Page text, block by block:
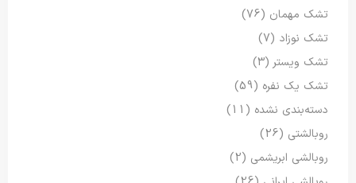
تشک مهمان (76)
تشک نوزاد (7)
تشک ویستر (3)
تشک یک نفره (59)
دسته‌بندی نشده (11)
روبالشتی (26)
روبالشی ابریشمی (2)